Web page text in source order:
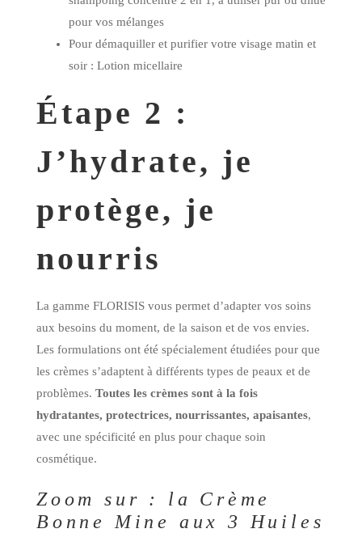
pour vos mélanges
Pour démaquiller et purifier votre visage matin et
soir : Lotion micellaire
Étape 2 :
J’hydrate, je
protège, je
nourris
La gamme FLORISIS vous permet d’adapter vos soins
aux besoins du moment, de la saison et de vos envies.
Les formulations ont été spécialement étudiées pour que
les crèmes s’adaptent à différents types de peaux et de
problèmes. Toutes les crèmes sont à la fois
hydratantes, protectrices, nourrissantes, apaisantes,
avec une spécificité en plus pour chaque soin
cosmétique.
Zoom sur : la Crème
Bonne Mine aux 3 Huiles